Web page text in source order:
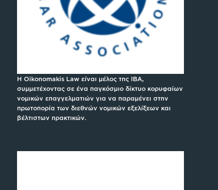
H Oikonomakis Law είναι μέλος της IBA,
συμμετέχοντας σε ένα παγκόσμιο δίκτυο κορυφαίων
νομικών επαγγελματιών για να παραμένει στην
πρωτοπορία των διεθνών νομικών εξελίξεων και
βέλτιστων πρακτικών.